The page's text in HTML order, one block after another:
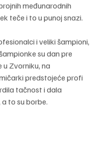
međunarodnih
teče i to u punoj snazi.
i veliki šampioni,
su dan pre
u Zvorniku, na
predstojeće profi
tačnost i dala
to su borbe.